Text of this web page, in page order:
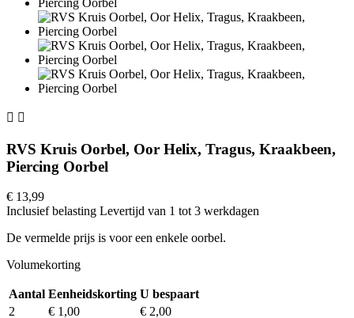
 
RVS Kruis Oorbel, Oor Helix, Tragus, Kraakbeen,
Piercing Oorbel
€ 13,99
Inclusief belasting Levertijd van 1 tot 3 werkdagen
De vermelde prijs is voor een enkele oorbel.
Volumekorting
Aantal Eenheidskorting U bespaart
2
€ 1,00
€ 2,00